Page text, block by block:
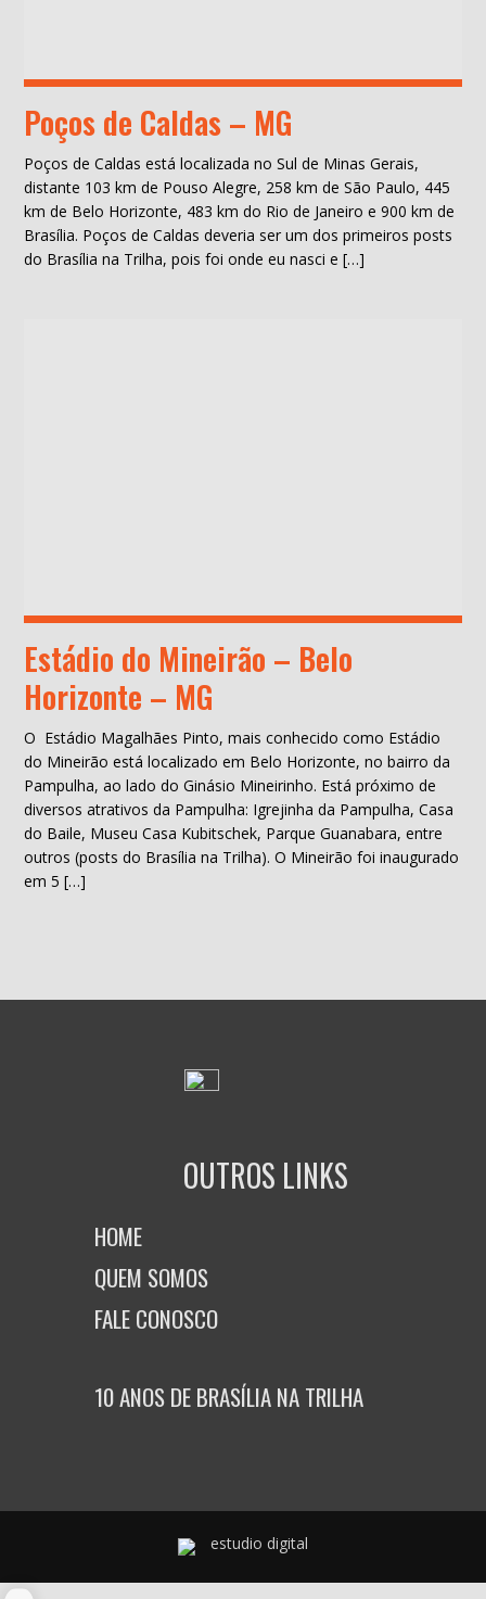
Poços de Caldas – MG
Poços de Caldas está localizada no Sul de Minas Gerais,
distante 103 km de Pouso Alegre, 258 km de São Paulo, 445
km de Belo Horizonte, 483 km do Rio de Janeiro e 900 km de
Brasília. Poços de Caldas deveria ser um dos primeiros posts
do Brasília na Trilha, pois foi onde eu nasci e […]
Estádio do Mineirão – Belo
Horizonte – MG
O Estádio Magalhães Pinto, mais conhecido como Estádio
do Mineirão está localizado em Belo Horizonte, no bairro da
Pampulha, ao lado do Ginásio Mineirinho. Está próximo de
diversos atrativos da Pampulha: Igrejinha da Pampulha, Casa
do Baile, Museu Casa Kubitschek, Parque Guanabara, entre
outros (posts do Brasília na Trilha). O Mineirão foi inaugurado
em 5 […]
OUTROS LINKS
HOME
QUEM SOMOS
FALE CONOSCO
10 ANOS DE BRASÍLIA NA TRILHA
estudio digital